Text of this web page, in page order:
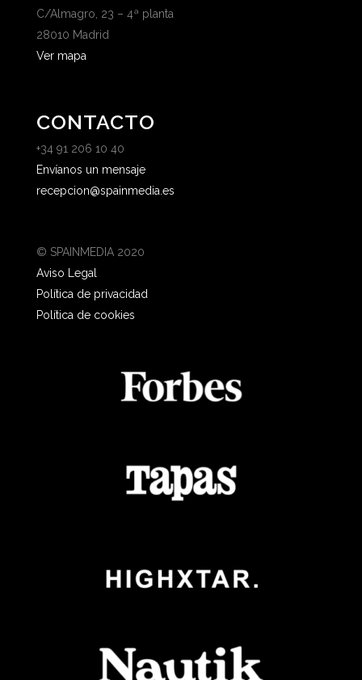
C/Almagro, 23 – 4ª planta
28010 Madrid
Ver mapa
CONTACTO
+34 91 206 10 40
Envíanos un mensaje
recepcion@spainmedia.es
© SPAINMEDIA 2020
Aviso Legal
Política de privacidad
Política de cookies